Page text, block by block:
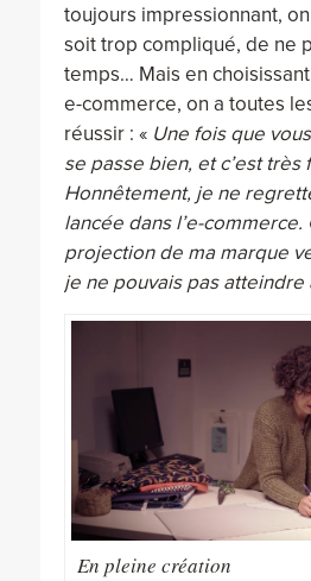
toujours impressionnant,
soit trop compliqué, de ne
temps… Mais en
e-commerce, on a toutes
réussir : « Une fois que
se passe bien, et c’est très
Honnêtement, je ne
lancée dans l’e-commerce.
projection de ma marque
je ne pouvais pas atteindre
En pleine création